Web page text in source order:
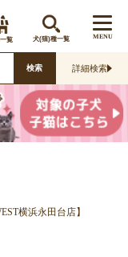
覧 犬(猫)種一覧 MENU
検索 詳細検索
横浜永田台店】